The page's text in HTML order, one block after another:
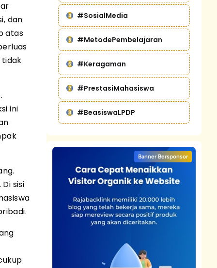
dan
atas
tidak
ini
sisi
#SosialMedia
#MetodePembelajaran
#Keragaman
#PrestasiMahasiswa
#BeasiswaLPDP
Banner Bersponsor